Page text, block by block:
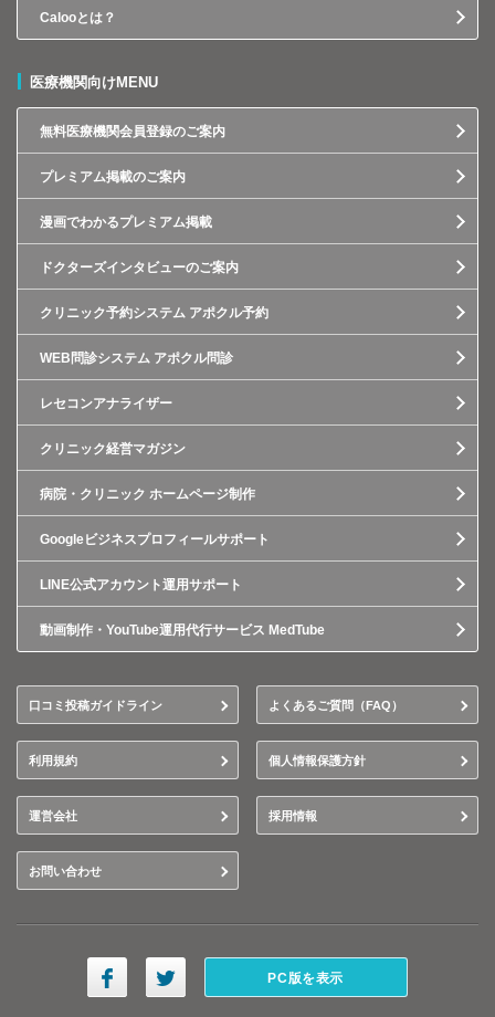
Calooとは？
医療機関向けMENU
無料医療機関会員登録のご案内
プレミアム掲載のご案内
漫画でわかるプレミアム掲載
ドクターズインタビューのご案内
クリニック予約システム アポクル予約
WEB問診システム アポクル問診
レセコンアナライザー
クリニック経営マガジン
病院・クリニック ホームページ制作
Googleビジネスプロフィールサポート
LINE公式アカウント運用サポート
動画制作・YouTube運用代行サービス MedTube
口コミ投稿ガイドライン よくあるご質問（FAQ）
利用規約 個人情報保護方針
運営会社 採用情報
お問い合わせ
PC版を表示